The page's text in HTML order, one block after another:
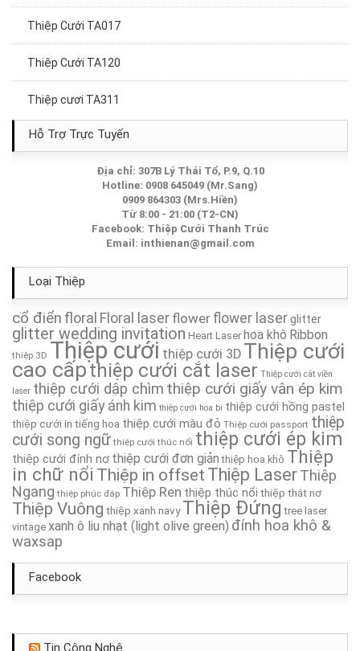
Thiệp Cưới TA017
Thiệp Cưới TA120
Thiệp cươi TA311
Thiệp Cưới TA163
Thiệp Cưới TA249A
Thiệp Cưới TA069
Thiệp Cưới TA215A
Thiệp Cưới TA051
Thiệp Cưới TA039
Thiệp Cưới TA273
Thiệp cưới TA232
Thiệp Cưới TA211A
Thiệp Cưới TA071
Hỗ Trợ Trực Tuyến
Địa chỉ: 307B Lý Thái Tổ, P.9, Q.10
Hotline: 0908 645049 (Mr.Sang)
0909 864303 (Mrs.Hiền)
Từ 8:00 - 21:00 (T2-CN)
Facebook: Thiệp Cưới Thanh Trúc
Email: inthienan@gmail.com
Loại Thiệp
cổ điển floral Floral laser flower flower laserglitter
glitter wedding invitation Heart Laser hoa khô Ribbon
thiệp 3D Thiệp cưới thiệp cưới 3D Thiệp cưới
cao cấpthiệp cưới cắt laser Thiệp cưới cắt viền
laser thiệp cưới dập chìm thiệp cưới giấy vân ép kim
thiệp cưới giấy ánh kim thiệp cưới hoa bi thiệp cưới hồng pastel
thiệp cưới in tiếng hoa thiệp cưới màu đỏ Thiệp cưới passport thiệp
cưới song ngữ thiệp cưới thúc nổi thiệp cưới ép kim
thiệp cưới đính nơ thiệp cưới đơn giản thiệp hoa khô Thiệp
in chữ nổi Thiệp in offset Thiệp LaserThiệp
Ngang thiệp phúc đáp Thiệp Ren thiệp thúc nổi thiệp thắt nơ
Thiệp Vuông thiệp xanh navy Thiệp Đứng tree laser
vintage xanh ô liu nhạt (light olive green) đính hoa khô &
waxsap
Facebook
Tin Công Nghệ